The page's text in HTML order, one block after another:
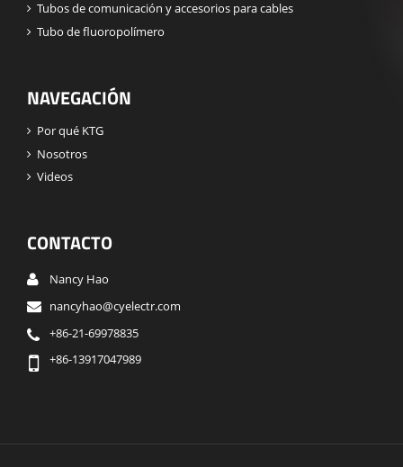
Tubos de comunicación y accesorios para cables
Tubo de fluoropolímero
NAVEGACIÓN
Por qué KTG
Nosotros
Videos
CONTACTO
Nancy Hao
nancyhao@cyelectr.com
+86-21-69978835
+86-13917047989